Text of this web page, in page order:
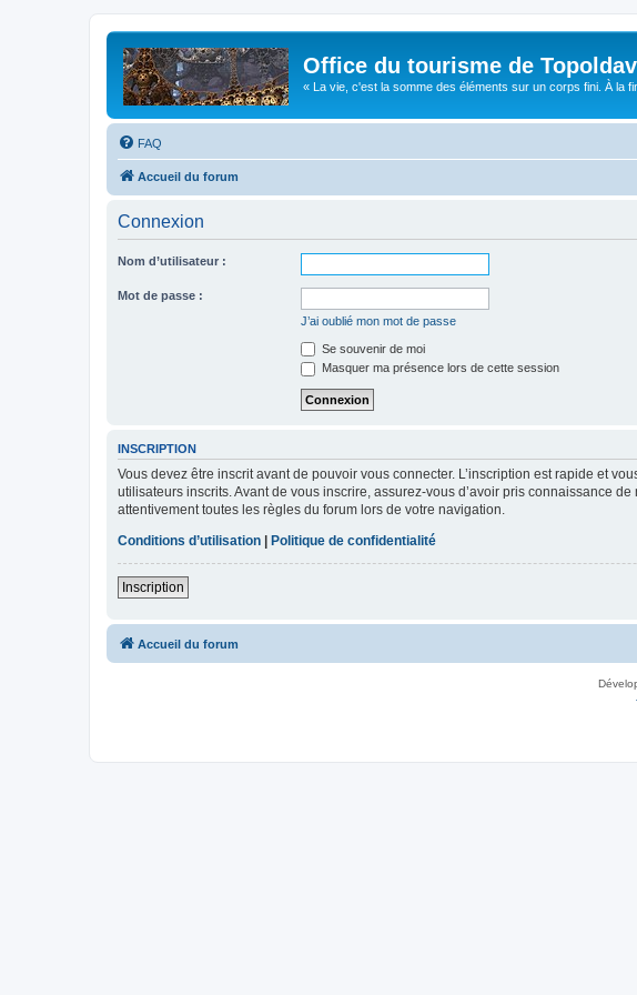
Office du tourisme de
« La vie, c'est la somme des éléments sur un corps fini. À la
FAQ
Accueil du forum
Connexion
Nom d’utilisateur :
Mot de passe :
J’ai oublié mon mot de passe
Se souvenir de moi
Masquer ma présence lors de cette session
INSCRIPTION
Vous devez être inscrit avant de pouvoir vous connecter. L’inscription est rapide et
utilisateurs inscrits. Avant de vous inscrire, assurez-vous d’avoir pris connaissance
attentivement toutes les règles du forum lors de votre navigation.
Conditions d’utilisation
Politique de confidentialité
Inscription
Accueil du forum